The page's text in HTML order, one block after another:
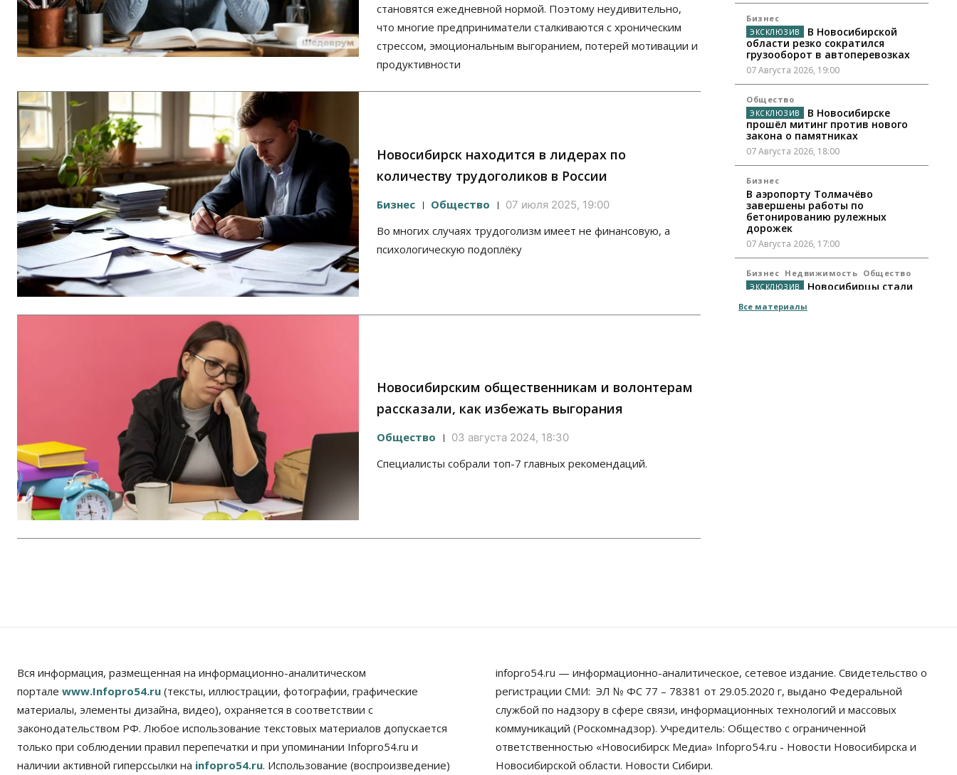
становятся ежедневной нормой. Поэтому неудивительно,
что многие предприниматели сталкиваются с хроническим
стрессом, эмоциональным выгоранием, потерей мотивации и
продуктивности
Новосибирск находится в лидерах по
количеству трудоголиков в России
Бизнес Общество 07 июля 2025, 19:00
Во многих случаях трудоголизм имеет не финансовую, а
психологическую подоплёку
Новосибирским общественникам и волонтерам
рассказали, как избежать выгорания
Общество 03 августа 2024, 18:30
Специалисты собрали топ-7 главных рекомендаций.
Бизнес
В Новосибирской
области резко сократился
грузооборот в автоперевозках
07 Августа 2026, 19:00
Общество
В Новосибирске
прошёл митинг против нового
закона о памятниках
07 Августа 2026, 18:00
Бизнес
В аэропорту Толмачёво
завершены работы по
бетонированию рулежных
дорожек
07 Августа 2026, 17:00
Бизнес Недвижимость Общество
Новосибирцы стали
упрощенной схеме
Новосибирской области
«поставили машины на прикол»
07 Августа 2026, 13:00
Власть
Школы, библиотеки, пешеходные
тротуары: депутаты Госдумы
Все материалы
Вся информация, размещенная на информационно-аналитическом
портале www.Infopro54.ru (тексты, иллюстрации, фотографии, графические
материалы, элементы дизайна, видео), охраняется в соответствии с
законодательством РФ. Любое использование текстовых материалов допускается
только при соблюдении правил перепечатки и при упоминании Infopro54.ru и
наличии активной гиперссылки на infopro54.ru. Использование (воспроизведение)
infopro54.ru — информационно-аналитическое, сетевое издание. Свидетельство о
регистрации СМИ: ЭЛ № ФС 77 – 78381 от 29.05.2020 г, выдано Федеральной
службой по надзору в сфере связи, информационных технологий и массовых
коммуникаций (Роскомнадзор). Учредитель: Общество с ограниченной
ответственностью «Новосибирск Медиа» Infopro54.ru - Новости Новосибирска и
Новосибирской области. Новости Сибири.